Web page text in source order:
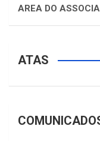
AREA DO
ATAS